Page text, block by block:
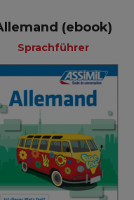
(ebook)
Sprachführer